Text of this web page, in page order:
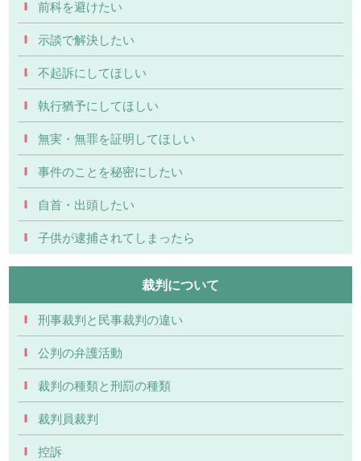
前科を避けたい
示談で解決したい
不起訴にしてほしい
執行猶予にしてほしい
無実・無罪を証明してほしい
事件のことを秘密にしたい
自首・出頭したい
子供が逮捕されてしまったら
裁判について
刑事裁判と民事裁判の違い
公判の弁護活動
裁判の種類と刑罰の種類
裁判員裁判
控訴